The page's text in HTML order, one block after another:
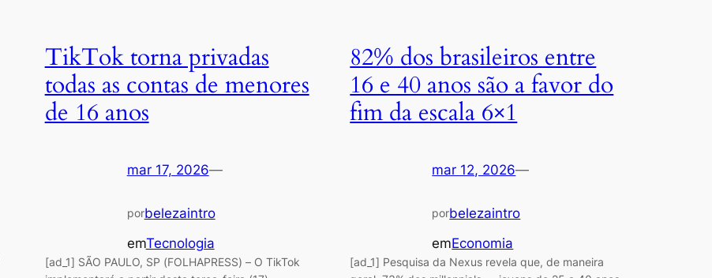
TikTok torna privadas
todas as contas de menores
de 16 anos
mar 17, 2026—
porbelezaintro
emTecnologia
[ad_1] SÃO PAULO, SP (FOLHAPRESS) – O TikTok
82% dos brasileiros entre
16 e 40 anos são a favor do
fim da escala 6×1
mar 12, 2026—
porbelezaintro
emEconomia
[ad_1] Pesquisa da Nexus revela que, de maneira